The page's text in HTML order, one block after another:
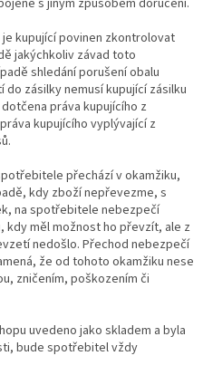
kupující povinen zkontrolovat
jakýchkoliv závad toto
shledání porušení obalu
zásilky nemusí kupující zásilku
práva kupujícího z
kupujícího vyplývající z
přechází v okamžiku,
kdy zboží nepřevezme, s
na spotřebitele nebezpečí
kdy měl možnost ho převzít, ale z
nedošlo. Přechod nebezpečí
že od tohoto okamžiku nese
zničením, poškozením či
uvedeno jako skladem a byla
bude spotřebitel vždy